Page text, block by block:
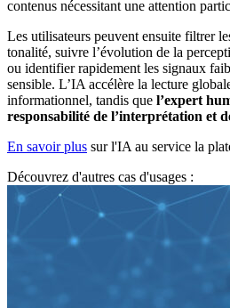
contenus nécessitant une attention
Les utilisateurs peuvent ensuite filtrer
tonalité, suivre l’évolution de la
ou identifier rapidement les signaux
sensible. L’IA accélère la lecture
informationnel, tandis que l’expert
responsabilité de l’interprétation et
En savoir plus sur l'IA au service la
Découvrez d'autres cas d'usages :